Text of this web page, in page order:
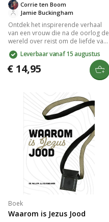
Jamie Buckingham
Corrie ten Boom
Ontdek het inspirerende verhaal
van een vrouw die na de oorlog de
wereld over reist om de liefde van
God en de opstandingskracht van
Jezus Christus te delen. Na de
Holocaust biedt ze troost en hoop
aan duizenden, zelfs aan haar
voormalige kampbewaker. Een
vergeving en geloof.
Leverbaar vanaf 15 augustus
€ 14,95
Boek
Waarom is Jezus Jood